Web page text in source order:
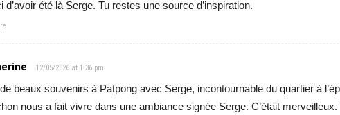
d’avoir été là Serge. Tu restes une source d’inspiration.
12/05/2026 at 1:36 pm
beaux souvenirs à Patpong avec Serge, incontournable du quartier à
nous a fait vivre dans une ambiance signée Serge. C’était